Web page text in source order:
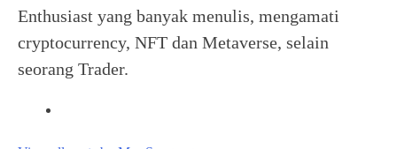
Enthusiast yang banyak menulis, mengamati
cryptocurrency, NFT dan Metaverse, selain
seorang Trader.